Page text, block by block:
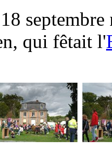
qui fêtait l'